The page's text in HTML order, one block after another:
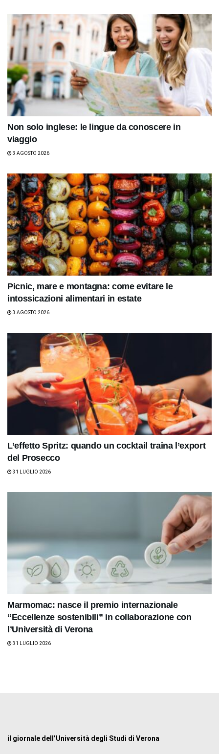
Non solo inglese: le lingue da conoscere in
viaggio
3 AGOSTO 2026
Picnic, mare e montagna: come evitare le
intossicazioni alimentari in estate
3 AGOSTO 2026
L’effetto Spritz: quando un cocktail traina l’export
del Prosecco
31 LUGLIO 2026
Marmomac: nasce il premio internazionale
“Eccellenze sostenibili” in collaborazione con
l’Università di Verona
31 LUGLIO 2026
il giornale dell’Università degli Studi di Verona